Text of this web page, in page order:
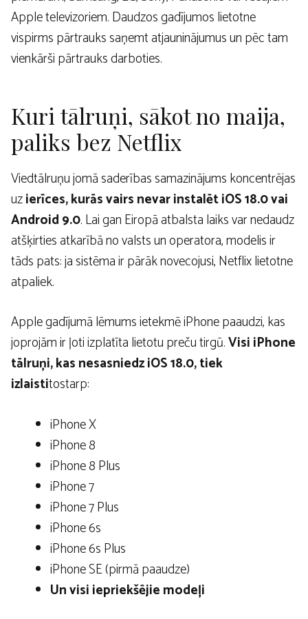
Apple televizoriem. Daudzos gadījumos lietotne
vispirms pārtrauks saņemt atjauninājumus un pēc tam
vienkārši pārtrauks darboties.
Kuri tālruņi, sākot no maija,
paliks bez Netflix
Viedtālruņu jomā saderības samazinājums koncentrējas
uzierīces, kurās vairs nevar instalēt iOS 18.0 vai
Android 9.0. Lai gan Eiropā atbalsta laiks var nedaudz
atšķirties atkarībā no valsts un operatora, modelis ir
tāds pats: ja sistēma ir pārāk novecojusi, Netflix lietotne
atpaliek.
Apple gadījumā lēmums ietekmē iPhone paaudzi, kas
joprojām ir ļoti izplatīta lietotu preču tirgū.Visi iPhone
tālruņi, kas nesasniedz iOS 18.0, tiek
izlaistitostarp:
iPhone X
iPhone 8
iPhone 8 Plus
iPhone 7
iPhone 7 Plus
iPhone 6s
iPhone 6s Plus
iPhone SE (pirmā paaudze)
Un visi iepriekšējie modeļi